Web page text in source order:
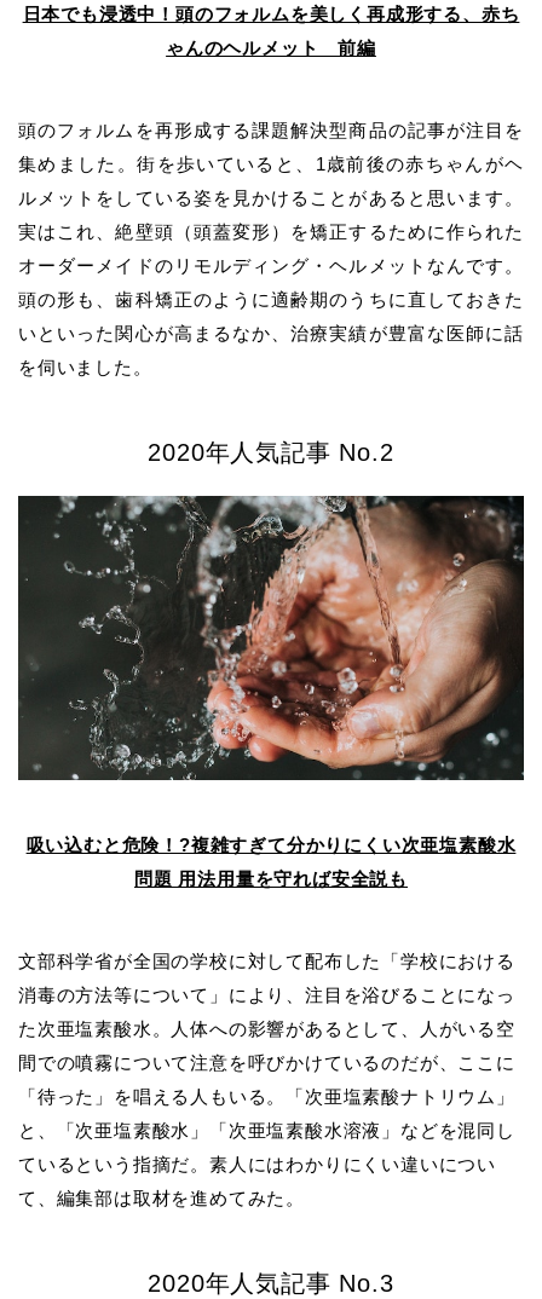
日本でも浸透中！頭のフォルムを美しく再成形する、赤ち
ゃんのヘルメット 前編
頭のフォルムを再形成する課題解決型商品の記事が注目を
集めました。街を歩いていると、1歳前後の赤ちゃんがヘ
ルメットをしている姿を見かけることがあると思います。
実はこれ、絶壁頭（頭蓋変形）を矯正するために作られた
オーダーメイドのリモルディング・ヘルメットなんです。
頭の形も、歯科矯正のように適齢期のうちに直しておきた
いといった関心が高まるなか、治療実績が豊富な医師に話
を伺いました。
2020年人気記事 No.2
吸い込むと危険！?複雑すぎて分かりにくい次亜塩素酸水
問題 用法用量を守れば安全説も
文部科学省が全国の学校に対して配布した「学校における
消毒の方法等について」により、注目を浴びることになっ
た次亜塩素酸水。人体への影響があるとして、人がいる空
間での噴霧について注意を呼びかけているのだが、ここに
「待った」を唱える人もいる。「次亜塩素酸ナトリウム」
と、「次亜塩素酸水」「次亜塩素酸水溶液」などを混同し
ているという指摘だ。素人にはわかりにくい違いについ
て、編集部は取材を進めてみた。
2020年人気記事 No.3